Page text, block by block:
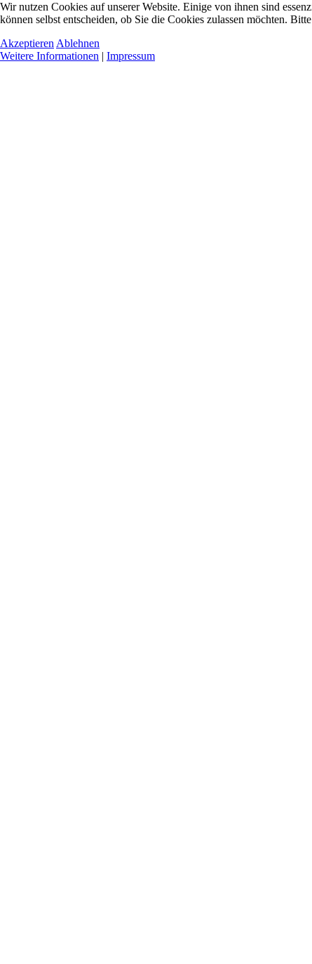
Wir nutzen Cookies auf unserer Website. Einige von ihnen sind
können selbst entscheiden, ob Sie die Cookies zulassen möchten.
Akzeptieren Ablehnen
Weitere Informationen | Impressum